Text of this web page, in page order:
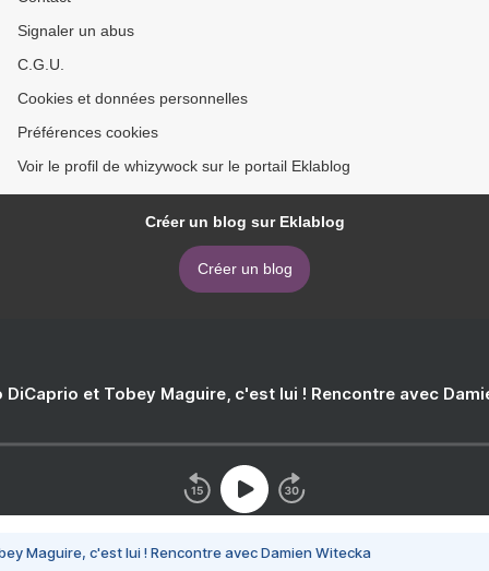
Signaler un abus
C.G.U.
Cookies et données personnelles
Préférences cookies
Voir le profil de whizywock sur le portail Eklablog
Créer un blog sur Eklablog
Créer un blog
DiCaprio et Tobey Maguire, c'est lui ! Rencontre avec
Maguire, c'est lui ! Rencontre avec Damien Witecka